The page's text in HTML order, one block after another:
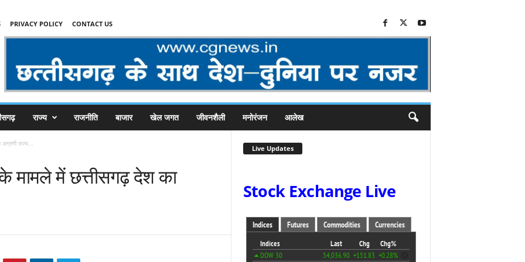
PRIVACY POLICY CONTACT US
राज्य राजनीति बाजार खेल जगत जीवनशैली मनोरंजन आलेख
राज्य...
मामले में छत्तीसगढ़ देश का
Live Updates
Stock Exchange Live